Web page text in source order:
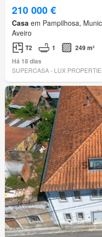
210 000 €
Casa em Pampilhosa,
Aveiro
T2 1
249 m²
Há 18 dias
SUPERCASA - LUX